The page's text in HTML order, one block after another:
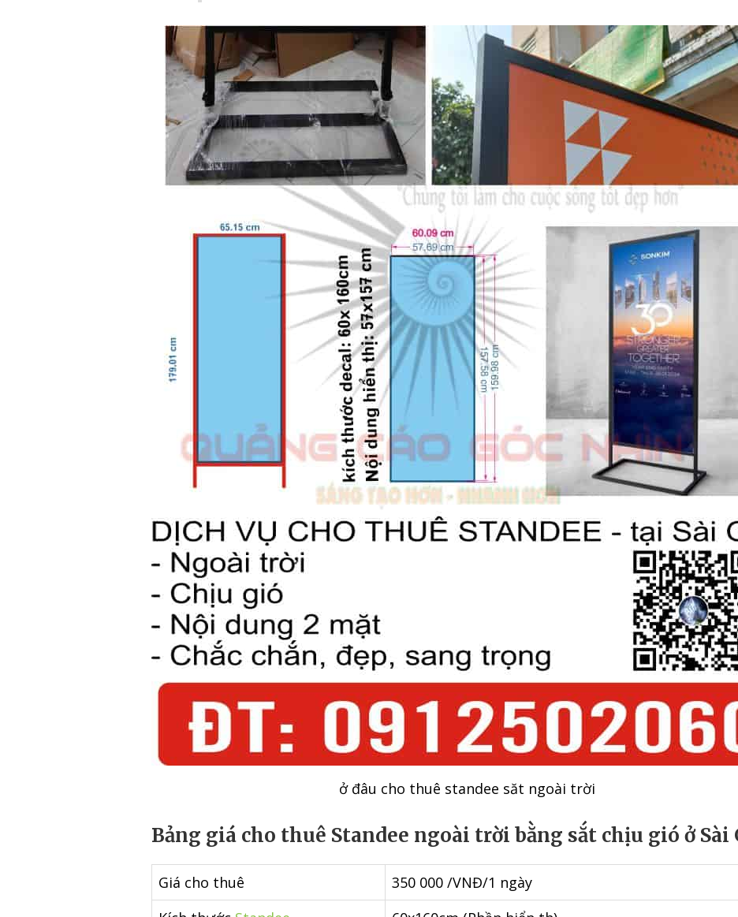
ở đâu cho thuê standee săt ngoài trời
Bảng giá cho thuê Standee ngoài trời bằng sắt chịu gió ở Sài
Giá cho thuê
350 000 /VNĐ/1 ngày